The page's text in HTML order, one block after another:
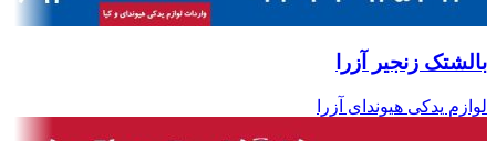
بالشتک زنجیر آزرا
لوازم یدکی هیوندای آزرا